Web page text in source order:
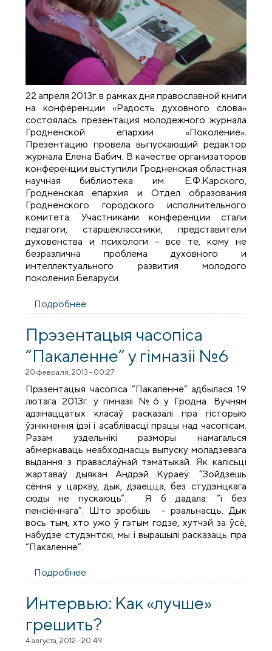
22 апреля 2013г. в рамках дня православной книги
на конференции «Радость духовного слова»
состоялась презентация молодежного журнала
Гродненской епархии «Поколение».
Презентацию провела выпускающий редактор
журнала Елена Бабич. В качестве организаторов
конференции выступили Гродненская областная
научная библиотека им. Е.Ф.Карского,
Гродненская епархия и Отдел образования
Гродненского городского исполнительного
комитета. Участниками конференции стали
педагоги, старшеклассники, представители
духовенства и психологи – все те, кому не
безразлична проблема духовного и
интеллектуального развития молодого
поколения Беларуси.
Подробнее
Гродненской епархии «Поколение» на
конференции «Радость духовного
слова»
Прэзентацыя часопіса
“Пакаленне” у гімназіі №6
20 февраля, 2013 - 00:27
Прэзентацыя часопіса “Пакаленне” адбылася 19
лютага 2013г. у гімназіі №6 у Гродна. Вучням
адзінаццатых класаў расказалі пра гісторыю
ўзнікнення ідэі і асаблівасці працы над часопісам.
Разам уздельнікі разморы намагалься
абмеркаваць неабходнасць выпуску моладзевага
выдання з праваслаўнай тэматыкай. Як калісьці
жартаваў дыякан Андрэй Кураеў: “Зойдзешь
сёння у царкву, дык, дзаецца, без студэнцкага
сюды не пускаюць”. Я б дадала: “і без
пенсіённага”. Што зробішь - рэальнасць. Дык
вось тым, хто ужо ў гэтым годзе, хутчэй за ўсё,
набудзе студэнтскі, мы і вырашылі расказаць пра
“Пакаленне”.
Подробнее
гімназіі №6
Интервью: Как «лучше»
грешить?
4 августа, 2012 - 20:49